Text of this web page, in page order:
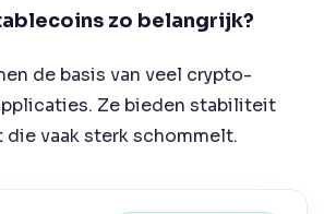
zo belangrijk?
de basis van veel crypto-
Ze bieden stabiliteit
die vaak sterk schommelt.